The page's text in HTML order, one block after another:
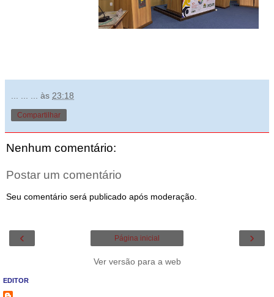
às 23:18
Compartilhar
Nenhum comentário:
Postar um comentário
Seu comentário será publicado após moderação.
‹ ›
Página inicial
Ver versão para a web
EDITOR